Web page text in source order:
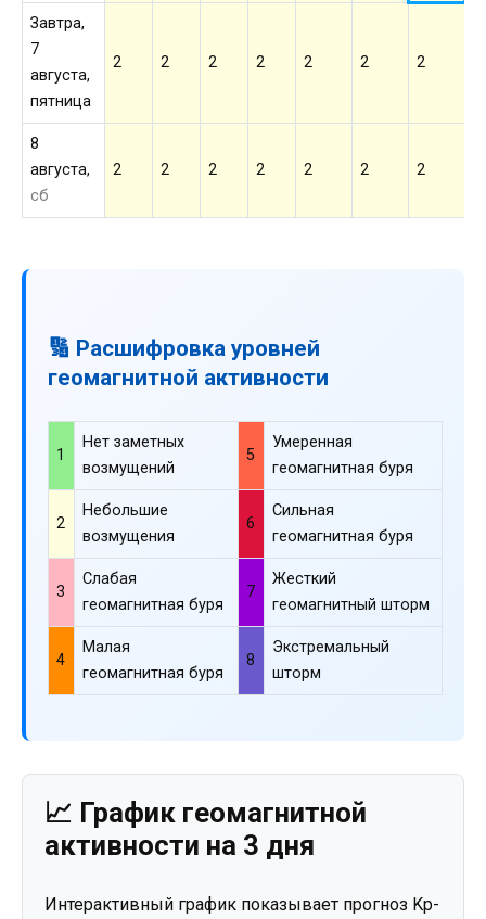
Завтра,
7
августа,
пятница
2 2 2 2 2 2 2
8
августа,
сб
2 2 2 2 2 2 2
🔢 Расшифровка уровней
геомагнитной активности
1
Нет заметных
возмущений
5
Умеренная
геомагнитная буря
2
Небольшие
возмущения
6
Сильная
геомагнитная буря
3
Слабая
геомагнитная буря
7
Жесткий
геомагнитный шторм
4
Малая
геомагнитная буря
8
Экстремальный
шторм
📈 График геомагнитной
активности на 3 дня
Интерактивный график показывает прогноз Kp-